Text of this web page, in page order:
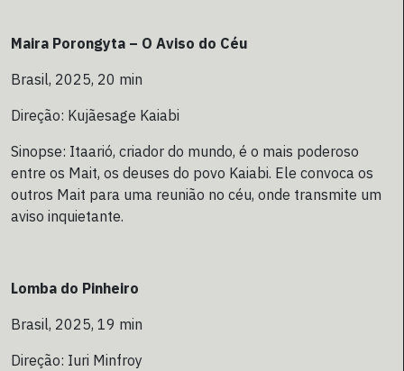
Maira Porongyta – O Aviso do Céu
Brasil, 2025, 20 min
Direção: Kujãesage Kaiabi
Sinopse: Itaarió, criador do mundo, é o mais poderoso
entre os Mait, os deuses do povo Kaiabi. Ele convoca os
outros Mait para uma reunião no céu, onde transmite um
aviso inquietante.
Lomba do Pinheiro
Brasil, 2025, 19 min
Direção: Iuri Minfroy